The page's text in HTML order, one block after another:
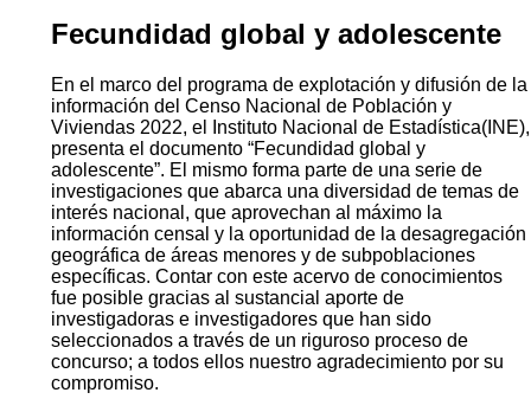
Fecundidad global y adolescente
En el marco del programa de explotación y difusión de la
información del Censo Nacional de Población y
Viviendas 2022, el Instituto Nacional de Estadística(INE),
presenta el documento “Fecundidad global y
adolescente”. El mismo forma parte de una serie de
investigaciones que abarca una diversidad de temas de
interés nacional, que aprovechan al máximo la
información censal y la oportunidad de la desagregación
geográfica de áreas menores y de subpoblaciones
específicas. Contar con este acervo de conocimientos
fue posible gracias al sustancial aporte de
investigadoras e investigadores que han sido
seleccionados a través de un riguroso proceso de
concurso; a todos ellos nuestro agradecimiento por su
compromiso.